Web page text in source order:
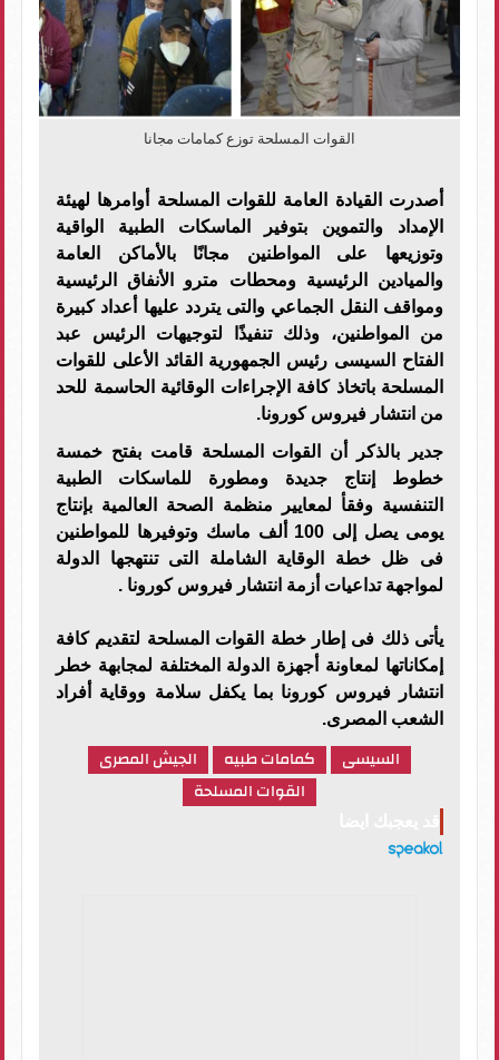
القوات المسلحة توزع كمامات مجانا
أصدرت القيادة العامة للقوات المسلحة أوامرها لهيئة
الإمداد والتموين بتوفير الماسكات الطبية الواقية
وتوزيعها على المواطنين مجانًا بالأماكن العامة
والميادين الرئيسية ومحطات مترو الأنفاق الرئيسية
ومواقف النقل الجماعي والتى يتردد عليها أعداد كبيرة
من المواطنين، وذلك تنفيذًا لتوجيهات الرئيس عبد
الفتاح السيسى رئيس الجمهورية القائد الأعلى للقوات
المسلحة باتخاذ كافة الإجراءات الوقائية الحاسمة للحد
من انتشار فيروس كورونا.
جدير بالذكر أن القوات المسلحة قامت بفتح خمسة
خطوط إنتاج جديدة ومطورة للماسكات الطبية
التنفسية وفقأ لمعايير منظمة الصحة العالمية بإنتاج
يومى يصل إلى 100 ألف ماسك وتوفيرها للمواطنين
فى ظل خطة الوقاية الشاملة التى تنتهجها الدولة
لمواجهة تداعيات أزمة انتشار فيروس كورونا .
يأتى ذلك فى إطار خطة القوات المسلحة لتقديم كافة
إمكاناتها لمعاونة أجهزة الدولة المختلفة لمجابهة خطر
انتشار فيروس كورونا بما يكفل سلامة ووقاية أفراد
الشعب المصرى.
السيسى كمامات طبيه
الجيش المصرى
القوات المسلحة